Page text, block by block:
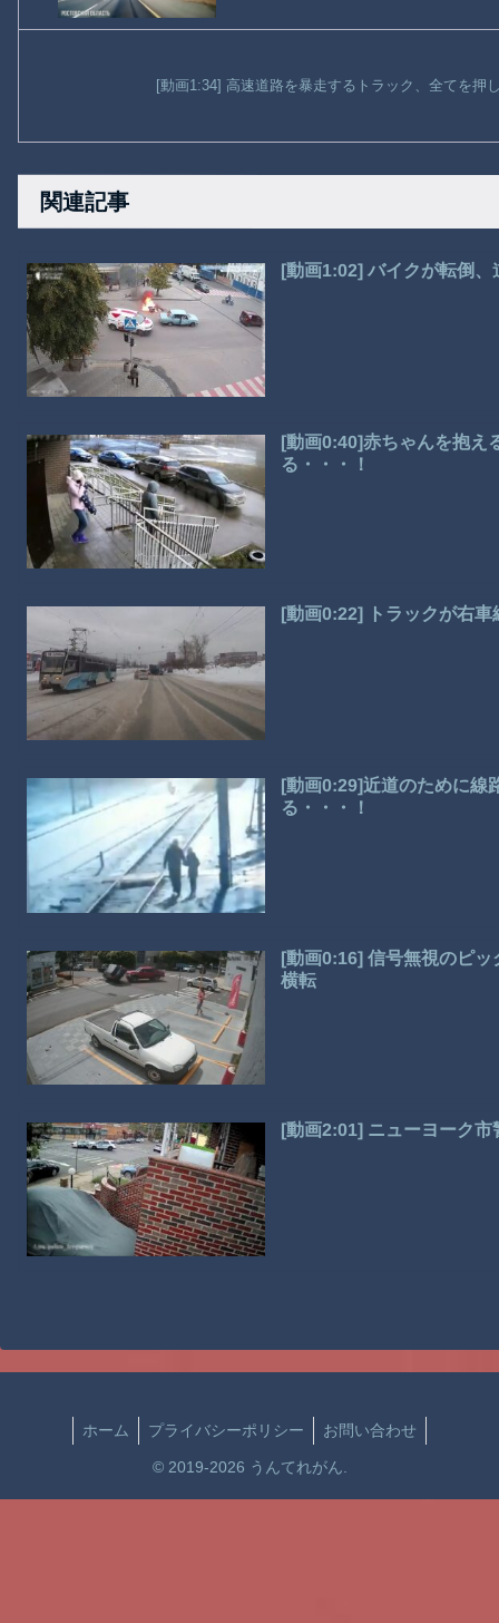
[動画1:34] 高速道路を暴走するトラック、全てを押
関連記事
[動画1:02] バイクが転倒
[動画0:40]赤ちゃんを抱え
る・・・！
[動画0:22] トラックが右
[動画0:29]近道のために線
る・・・！
[動画0:16] 信号無視のピ
横転
[動画2:01] ニューヨーク
ホーム プライバシーポリシー お問い合わせ
© 2019-2026 うんてれがん.